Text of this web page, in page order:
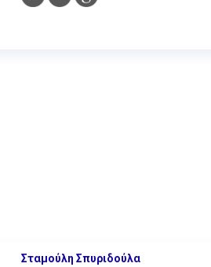
Σταμούλη Σπυριδούλα